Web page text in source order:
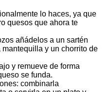
lo haces, ya que
quesos que ahora te
añádelos a un sartén
y un chorrito de
y remueve de forma
se funda.
combinarla